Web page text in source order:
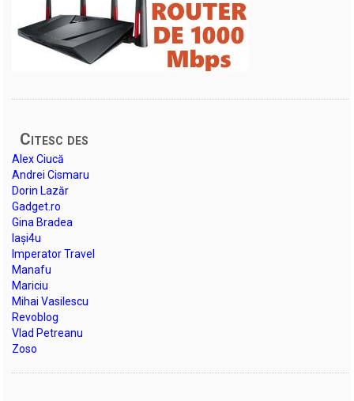
Citesc des
Alex Ciucă
Andrei Cismaru
Dorin Lazăr
Gadget.ro
Gina Bradea
Iași4u
Imperator Travel
Manafu
Mariciu
Mihai Vasilescu
Revoblog
Vlad Petreanu
Zoso